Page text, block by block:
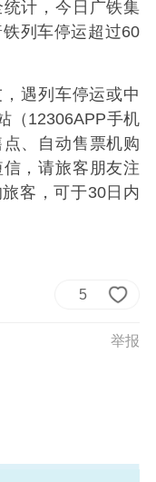
计，今日广铁集
列车停运超过60
遇列车停运或中
（12306APP手机
、自动售票机购
，请旅客朋友注
客，可于30日内
5
举报